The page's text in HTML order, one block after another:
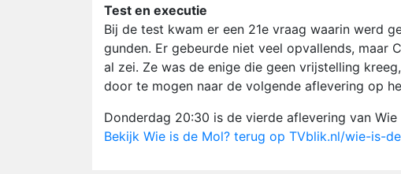
Test en executie
Bij de test kwam er een 21e vraag waarin werd
gunden. Er gebeurde niet veel opvallends,
al zei. Ze was de enige die geen vrijstelling
door te mogen naar de volgende aflevering op
Donderdag 20:30 is de vierde aflevering van Wie
Bekijk Wie is de Mol? terug op TVblik.nl/wie-is-